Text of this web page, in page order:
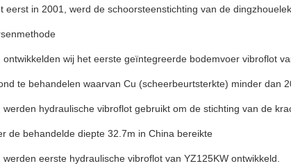
eerst in 2001, werd de schoorsteenstichting van de
ontwikkelden wij het eerste geïntegreerde bodemvoer vibroflot
te behandelen waarvan Cu (scheerbeurtsterkte) minder dan
werden hydraulische vibroflot gebruikt om de stichting van de
de behandelde diepte 32.7m in China bereikte
eerste hydraulische vibroflot van YZ125KW ontwikkeld.